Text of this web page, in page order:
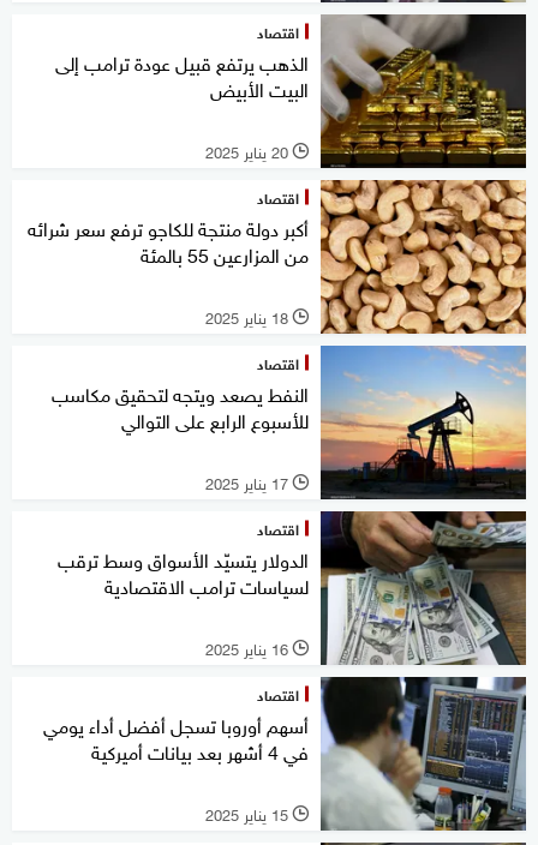
اقتصاد
الذهب يرتفع قبيل عودة ترامب إلى
البيت الأبيض
l 20 يناير 2025
اقتصاد
أكبر دولة منتجة للكاجو ترفع سعر شرائه
من المزارعين 55 بالمئة
l 18 يناير 2025
اقتصاد
النفط يصعد ويتجه لتحقيق مكاسب
للأسبوع الرابع على التوالي
l 17 يناير 2025
اقتصاد
الدولار يتسيّد الأسواق وسط ترقب
لسياسات ترامب الاقتصادية
l 16 يناير 2025
اقتصاد
أسهم أوروبا تسجل أفضل أداء يومي
في 4 أشهر بعد بيانات أميركية
l 15 يناير 2025